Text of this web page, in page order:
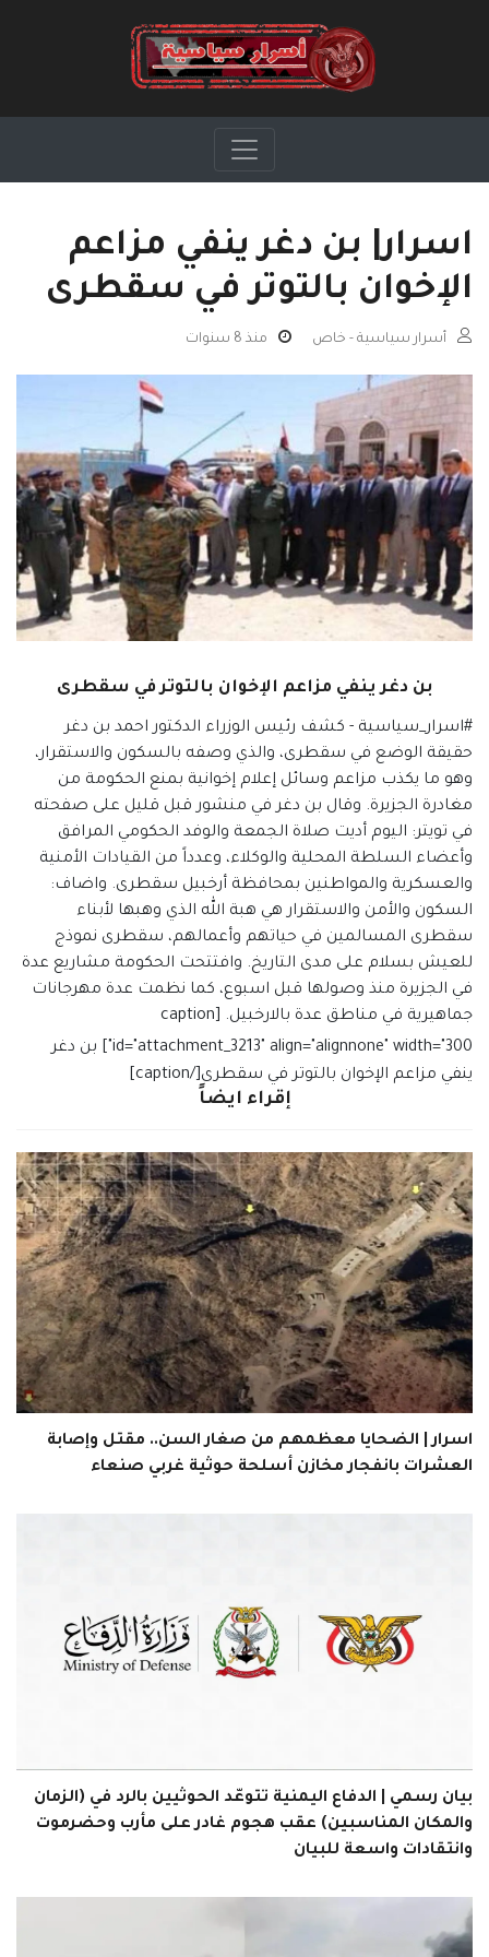
اسرار| بن دغر ينفي مزاعم
الإخوان بالتوتر في سقطرى
أسرار سياسية - خاص منذ 8 سنوات
بن دغر ينفي مزاعم الإخوان بالتوتر في سقطرى
#اسرار_سياسية - كشف رئيس الوزراء الدكتور احمد بن دغر
حقيقة الوضع في سقطرى، والذي وصفه بالسكون والاستقرار،
وهو ما يكذب مزاعم وسائل إعلام إخوانية بمنع الحكومة من
مغادرة الجزيرة. وقال بن دغر في منشور قبل قليل على صفحته
في تويتر: ‏اليوم أديت صلاة الجمعة والوفد الحكومي المرافق
وأعضاء السلطة المحلية والوكلاء، وعدداً من القيادات الأمنية
والعسكرية والمواطنين بمحافظة أرخبيل سقطرى. واضاف:
السكون والأمن والاستقرار هي هبة الله الذي وهبها لأبناء
سقطرى المسالمين في حياتهم وأعمالهم، سقطرى نموذج
للعيش بسلام على مدى التاريخ. وافتتحت الحكومة مشاريع عدة
في الجزيرة منذ وصولها قبل اسبوع، كما نظمت عدة مهرجانات
جماهيرية في مناطق عدة بالارخبيل. [caption
id="attachment_3213" align="alignnone" width="300"]
بن دغر
ينفي مزاعم الإخوان بالتوتر في سقطرى[/caption]
إقراء ايضاً
اسرار | الضحايا معظمهم من صغار السن.. مقتل وإصابة
العشرات بانفجار مخازن أسلحة حوثية غربي صنعاء
بيان رسمي | الدفاع اليمنية تتوعّد الحوثيين بالرد في (الزمان
والمكان المناسبين) عقب هجوم غادر على مأرب وحضرموت
وانتقادات واسعة للبيان